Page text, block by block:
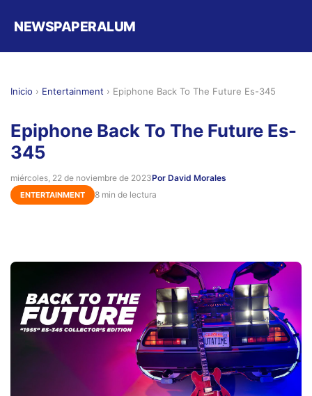
NEWSPAPERALUM
Inicio › Entertainment › Epiphone Back To The Future Es-345
Epiphone Back To The Future Es-
345
miércoles, 22 de noviembre de 2023Por David Morales
ENTERTAINMENT 8 min de lectura